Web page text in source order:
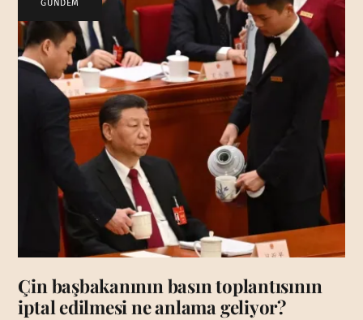
GÜNDEM
Çin başbakanının basın toplantısının
iptal edilmesi ne anlama geliyor?